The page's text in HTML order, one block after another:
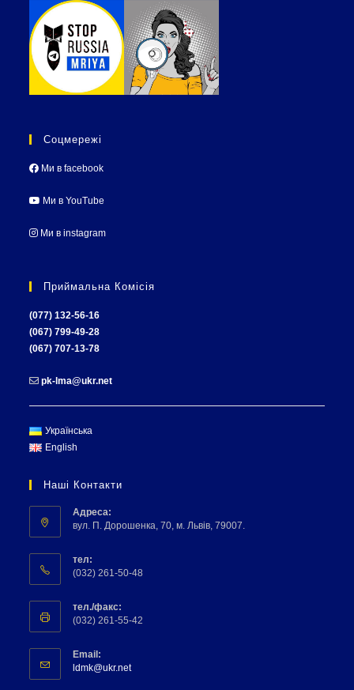
Соцмережі
Ми в facebook
Ми в YouTube
Ми в instagram
Приймальна Комісія
(077) 132-56-16
(067) 799-49-28
(067) 707-13-78
pk-lma@ukr.net
Українська
English
Наші Контакти
Адреса:
вул. П. Дорошенка, 70, м. Львів, 79007.
тел:
(032) 261-50-48
тел./факс:
(032) 261-55-42
Email:
ldmk@ukr.net